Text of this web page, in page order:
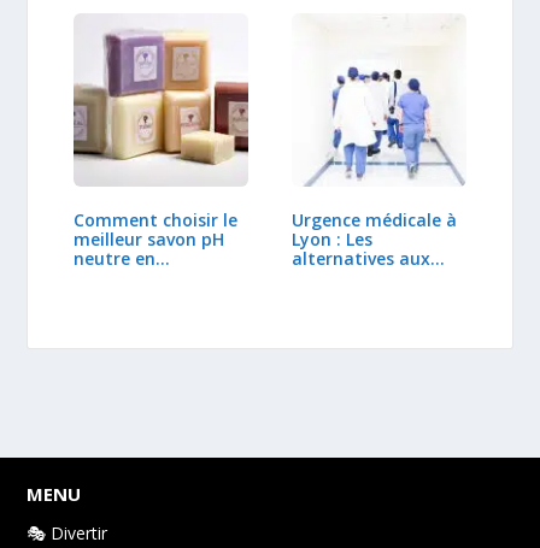
Comment choisir le
meilleur savon pH
neutre en…
Urgence médicale à
Lyon : Les
alternatives aux…
MENU
🎭 Divertir